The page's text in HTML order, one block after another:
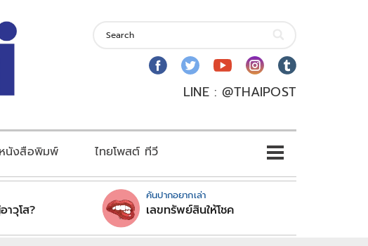
LINE : @THAIPOST
หนังสือพิมพ์ ไทยโพสต์ ทีวี
วุโส?
คันปากอยากเล่า
เลขทรัพย์สินให้โชค